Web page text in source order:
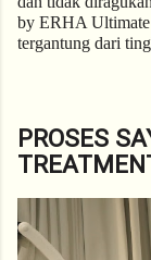
by ERHA
tergantung dari
PROSES